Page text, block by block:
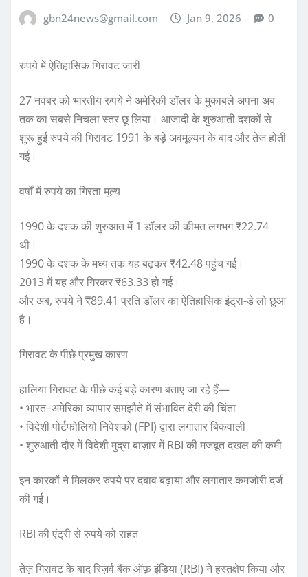
gbn24news@gmail.com Jan 9, 2026 0
रुपये में ऐतिहासिक गिरावट जारी
27 नवंबर को भारतीय रुपये ने अमेरिकी डॉलर के मुकाबले अपना अब
तक का सबसे निचला स्तर छू लिया। आजादी के शुरुआती दशकों से
शुरू हुई रुपये की गिरावट 1991 के बड़े अवमूल्यन के बाद और तेज होती
गई।
वर्षों में रुपये का गिरता मूल्य
1990 के दशक की शुरुआत में 1 डॉलर की कीमत लगभग ₹22.74
थी।
1990 के दशक के मध्य तक यह बढ़कर ₹42.48 पहुंच गई।
2013 में यह और गिरकर ₹63.33 हो गई।
और अब, रुपये ने ₹89.41 प्रति डॉलर का ऐतिहासिक इंट्रा-डे लो छुआ
है।
गिरावट के पीछे प्रमुख कारण
हालिया गिरावट के पीछे कई बड़े कारण बताए जा रहे हैं—
• भारत–अमेरिका व्यापार समझौते में संभावित देरी की चिंता
• विदेशी पोर्टफोलियो निवेशकों (FPI) द्वारा लगातार बिकवाली
• शुरुआती दौर में विदेशी मुद्रा बाज़ार में RBI की मजबूत दखल की कमी
इन कारकों ने मिलकर रुपये पर दबाव बढ़ाया और लगातार कमजोरी दर्ज
की गई।
RBI की एंट्री से रुपये को राहत
तेज़ गिरावट के बाद रिज़र्व बैंक ऑफ़ इंडिया (RBI) ने हस्तक्षेप किया और